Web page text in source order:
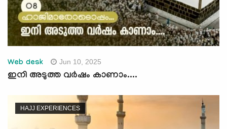
Web desk Jun 10, 2025
ഇനി അടുത്ത വര്‍ഷം കാണാം....
HAJJ EXPERIENCES